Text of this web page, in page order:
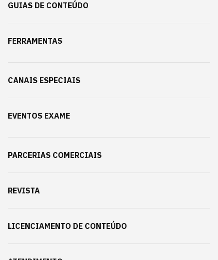
GUIAS DE CONTEÚDO
FERRAMENTAS
CANAIS ESPECIAIS
EVENTOS EXAME
PARCERIAS COMERCIAIS
REVISTA
LICENCIAMENTO DE CONTEÚDO